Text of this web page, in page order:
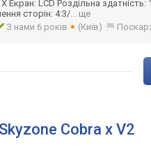
Екран: LCD Роздільна здатність:
сторін: 4:3/... ще
З нами 6 років (Київ)
Cobra x V2